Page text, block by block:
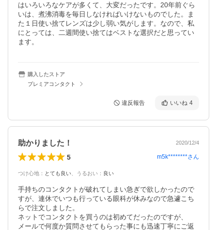
はいろいろなケアが多くて、大変だったです。20年前ぐら
いは、煮沸消毒を毎日しなければいけないものでした。ま
た１日使い捨てレンズは少し弱い気がします。なので、私
にとっては、二週間使い捨てはベストな選択だと思ってい
ます。
購入したストア
プレミアコンタクト
違反報告 いいね 4
助かりました！ 2020/12/4
5 m5k********さん
つけ心地 ： とても良い うるおい ： 良い
手持ちのコンタクトが破れてしまい急ぎで欲しかったので
すが、連休でいつも行っている眼科が休みなので急遽こち
らで注文しました。
ネットでコンタクトを買うのは初めてだったのですが、
メールで何度か質問させてもらった事にも迅速丁寧にご返